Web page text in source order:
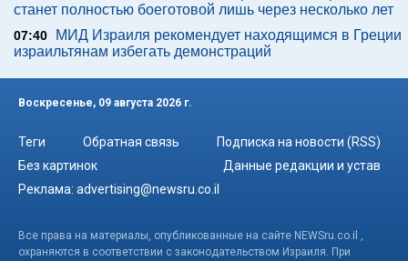
станет полностью боеготовой лишь через несколько лет
07:40
МИД Израиля рекомендует находящимся в Греции
израильтянам избегать демонстраций
Воскресенье, 09 августа 2026 г.
Теги Обратная связь
Подписка на новости (RSS)
Без картинок
Данные редакции и устав
Реклама: advertising@newsru.co.il
Все права на материалы, опубликованные на сайте NEWSru.co.il ,
охраняются в соответствии с законодательством Израиля. При